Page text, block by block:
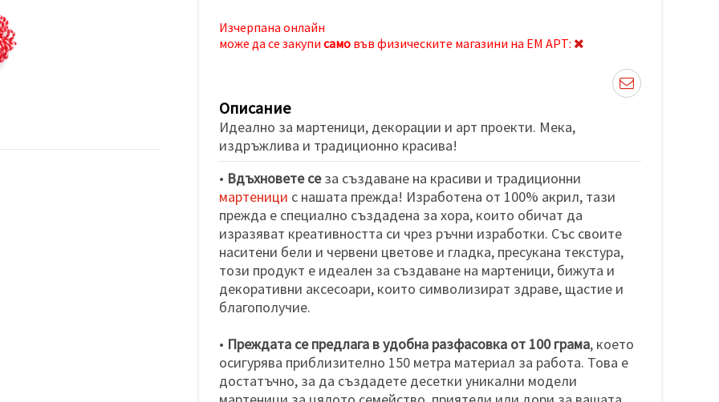
Изчерпана онлайн
може да се закупи само във физическите магазини на ЕМ АРТ:
Описание
Идеално за мартеници, декорации и арт проекти. Мека,
издръжлива и традиционно красива!
• Вдъхновете сеза създаване на красиви и традиционни
мартеници с нашата прежда! Изработена от 100% акрил, тази
прежда е специално създадена за хора, които обичат да
изразяват креативността си чрез ръчни изработки. Със своите
наситени бели и червени цветове и гладка, пресукана текстура,
този продукт е идеален за създаване на мартеници, бижута и
декоративни аксесоари, които символизират здраве, щастие и
благополучие.
• Преждата се предлага в удобна разфасовка от 100 грама, което
осигурява приблизително 150 метра материал за работа. Това е
достатъчно, за да създадете десетки уникални модели